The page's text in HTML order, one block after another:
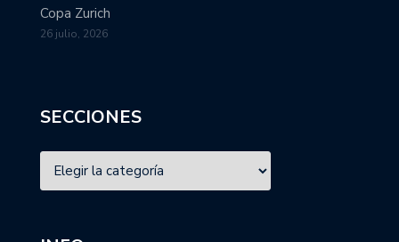
Copa Zurich
26 julio, 2026
SECCIONES